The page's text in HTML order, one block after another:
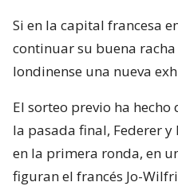
Si en la capital francesa
continuar su buena
londinense una nueva
El sorteo previo ha
la pasada final, Federer
en la primera ronda, en
figuran el francés Jo-